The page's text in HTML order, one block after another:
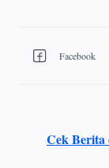
Cek Berita